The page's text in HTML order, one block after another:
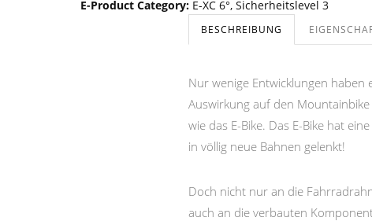
E-Product Category: E-XC 6°, Sicherheitslevel 3
BESCHREIBUNG
Nur wenige Entwicklungen haben
Auswirkung auf den
wie das E-Bike. Das E-Bike hat
in völlig neue Bahnen gelenkt!
Doch nicht nur an die
auch an die verbauten